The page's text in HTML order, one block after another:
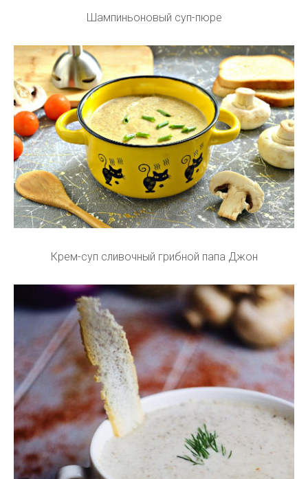
Шампиньоновый суп-пюре
Крем-суп сливочный грибной папа Джон